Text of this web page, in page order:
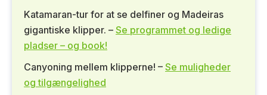
Katamaran-tur for at se delfiner og Madeiras
gigantiske klipper. – Se programmet og ledige
pladser – og book!
Canyoning mellem klipperne! – Se muligheder
og tilgængelighed